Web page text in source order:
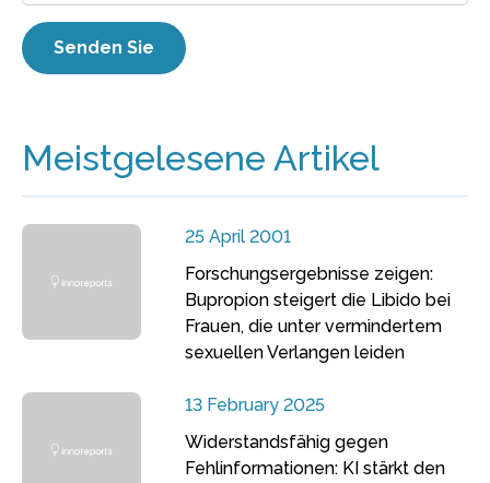
Meistgelesene Artikel
25 April 2001
Forschungsergebnisse zeigen:
Bupropion steigert die Libido bei
Frauen, die unter vermindertem
sexuellen Verlangen leiden
13 February 2025
Widerstandsfähig gegen
Fehlinformationen: KI stärkt den